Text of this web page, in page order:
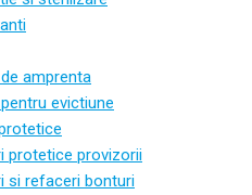
amprenta
evictiune
protetice provizorii
si refaceri bonturi